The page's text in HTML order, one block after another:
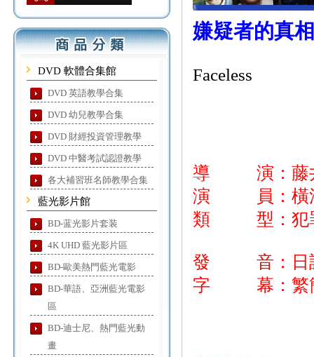
DVD 軟體合集館
DVD 英語教學合集
DVD 幼兒教學合集
DVD 財經投資管理教學
DVD 中醫考試認證教學
各大補習班名師教學合集
藍光影片館
BD-蓝光影片套装
4K UHD 藍光影片區
BD-歐美熱門藍光電影
BD-華語、亞洲藍光電影
區
BD-迪士尼、熱門藍光動
畫
嫌疑者的真相
Faceless
導 演：藤
演 員：橫濱
類 型：犯
發 音：日
字 幕：繁簡